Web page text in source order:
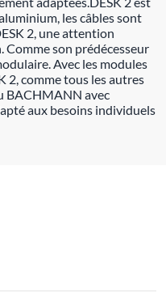
les câbles sont
2, une attention
Comme son prédécesseur
Avec les modules
2, comme tous les autres
BACHMANN avec
aux besoins individuels